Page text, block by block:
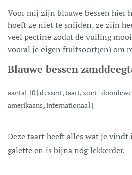
Voor mij zijn blauwe bessen hier
hoeft ze niet te snijden, ze zijn
veel pectine zodat de vulling
vooral je eigen fruitsoort(en) om
Blauwe bessen
aantal 10 | dessert, taart, zoet |
amerikaans, internationaal |
Deze taart heeft alles wat je vindt in een vruchtentaart of
galette en is bijna nóg lekkerder.